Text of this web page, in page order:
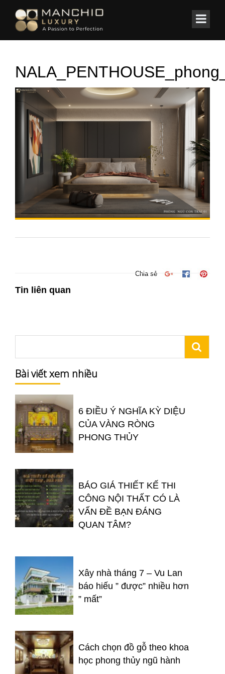
Home/Thi công nội thất/NALA PENTHOUSE
Chia sẻ
Tin liên quan
Bài viết xem nhiều
6 ĐIỀU Ý NGHĨA KỲ DIỆU
CỦA VÀNG RÒNG
PHONG THỦY
BÁO GIÁ THIẾT KẾ THI
CÔNG NỘI THẤT CÓ LÀ
VẤN ĐỀ BẠN ĐÁNG
QUAN TÂM?
Xây nhà tháng 7 – Vu Lan
báo hiếu ” được” nhiều hơn
” mất”
Cách chọn đồ gỗ theo khoa
học phong thủy ngũ hành